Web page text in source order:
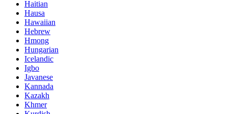
Haitian
Hausa
Hawaiian
Hebrew
Hmong
Hungarian
Icelandic
Igbo
Javanese
Kannada
Kazakh
Khmer